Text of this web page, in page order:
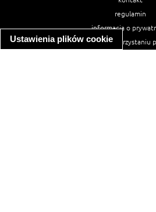
Ustawienia plików cookie
regulamin
informacja o
informacja o wykorzystaniu